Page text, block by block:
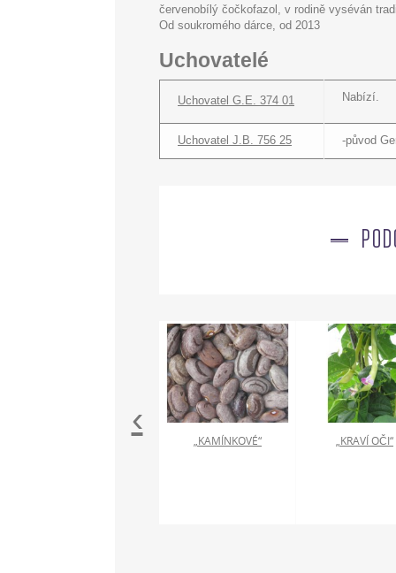
červenobílý čočkofazol, v rodině vyséván
Od soukromého dárce, od 2013
Uchovatelé
Uchovatel G.E. 374 01 Nabízí.
Uchovatel J.B. 756 25 -původ
‹
„KAMÍNKOVÉ“ „KRAVÍ OČI“